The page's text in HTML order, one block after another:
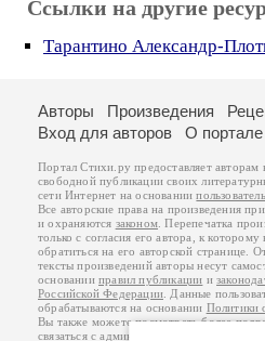
Ссылки на другие
Тарантино Александр-
Авторы Произведения
Вход для авторов
О портале
Портал Стихи.ру предоставляет авторам
свободной публикации своих
сети Интернет на основании
Все авторские права на произведения
и охраняются законом . Перепечатка
только с согласия его автора, к
обратиться на его авторской странице.
тексты произведений авторы несут
основанииправил публикации и
Российской Федерации . Данные
обрабатываются на основании Политики
Вы также можете посмотреть более
связаться с администрацией